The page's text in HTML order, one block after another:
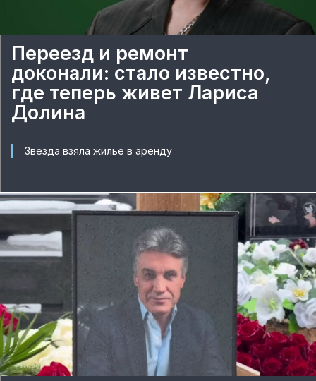
Переезд и ремонт
доконали: стало известно,
где теперь живет Лариса
Долина
Звезда взяла жилье в аренду